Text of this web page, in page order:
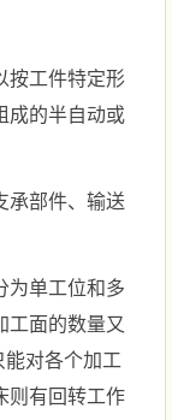
按工件特定形
成的半自动或
承部件、输送
为单工位和多
工面的数量又
对各个加工
则有回转工作